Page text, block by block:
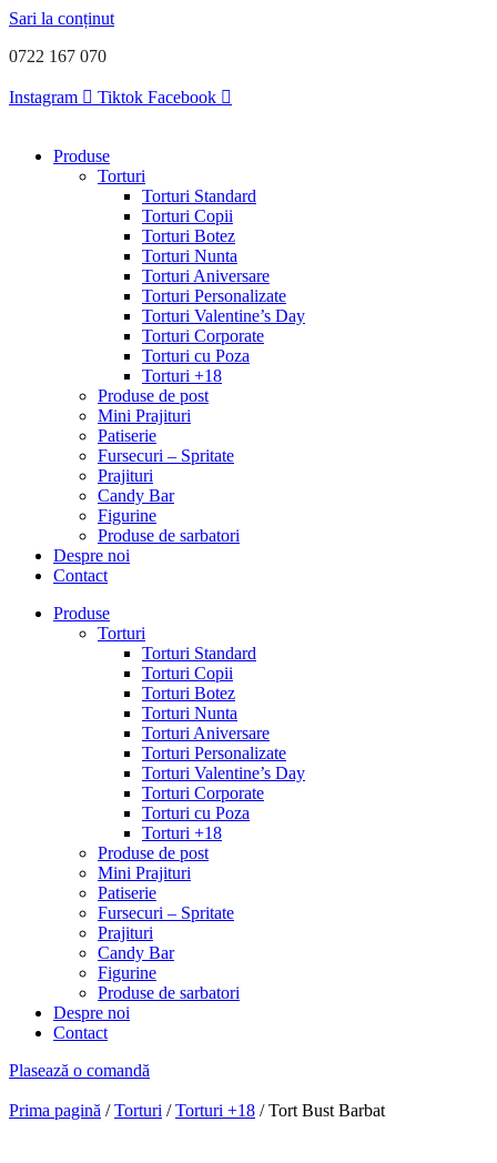
Sari la conținut
0722 167 070
Instagram Tiktok Facebook
Produse
Torturi
Torturi Standard
Torturi Copii
Torturi Botez
Torturi Nunta
Torturi Aniversare
Torturi Personalizate
Torturi Valentine’s Day
Torturi Corporate
Torturi cu Poza
Torturi +18
Produse de post
Mini Prajituri
Patiserie
Fursecuri – Spritate
Prajituri
Candy Bar
Figurine
Produse de sarbatori
Despre noi
Contact
Produse
Torturi
Torturi Standard
Torturi Copii
Torturi Botez
Torturi Nunta
Torturi Aniversare
Torturi Personalizate
Torturi Valentine’s Day
Torturi Corporate
Torturi cu Poza
Torturi +18
Produse de post
Mini Prajituri
Patiserie
Fursecuri – Spritate
Prajituri
Candy Bar
Figurine
Produse de sarbatori
Despre noi
Contact
Plasează o comandă
Prima pagină /Torturi /Torturi +18 / Tort Bust Barbat